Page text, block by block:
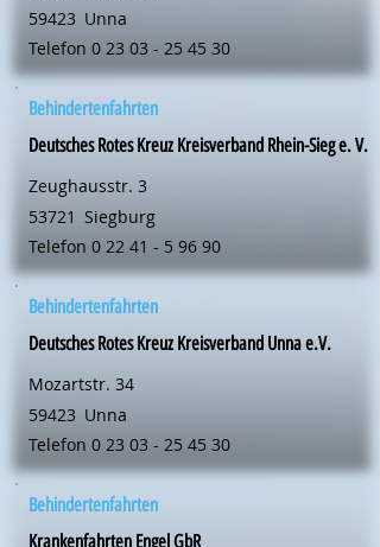
59423 Unna
Telefon 0 23 03 - 25 45 30
Behindertenfahrten
Deutsches Rotes Kreuz Kreisverband Rhein-Sieg e. V.
Zeughausstr. 3
53721 Siegburg
Telefon 0 22 41 - 5 96 90
Behindertenfahrten
Deutsches Rotes Kreuz Kreisverband Unna e.V.
Mozartstr. 34
59423 Unna
Telefon 0 23 03 - 25 45 30
Behindertenfahrten
Krankenfahrten Engel GbR